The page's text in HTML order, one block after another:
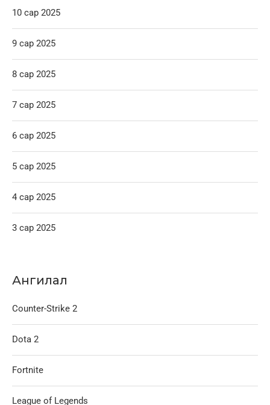
10 сар 2025
9 сар 2025
8 сар 2025
7 сар 2025
6 сар 2025
5 сар 2025
4 сар 2025
3 сар 2025
Ангилал
Counter-Strike 2
Dota 2
Fortnite
League of Legends